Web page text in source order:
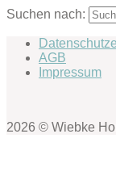
Suchen nach:
AGB
Impressum
2026 © Wiebke